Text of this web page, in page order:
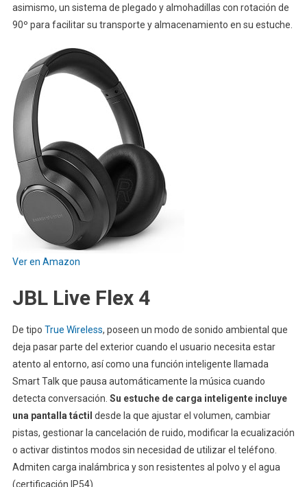
asimismo, un sistema de plegado y almohadillas con rotación de
90º para facilitar su transporte y almacenamiento en su estuche.
Ver en Amazon
JBL Live Flex 4
De tipo True Wireless, poseen un modo de sonido ambiental que
deja pasar parte del exterior cuando el usuario necesita estar
atento al entorno, así como una función inteligente llamada
Smart Talk que pausa automáticamente la música cuando
detecta conversación. Su estuche de carga inteligente incluye
una pantalla táctil desde la que ajustar el volumen, cambiar
pistas, gestionar la cancelación de ruido, modificar la ecualización
o activar distintos modos sin necesidad de utilizar el teléfono.
Admiten carga inalámbrica y son resistentes al polvo y el agua
(certificación IP54).